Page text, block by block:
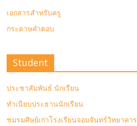
เอกสารสำหรับครู
กระดาษคำตอบ
Student
ประชาสัมพันธ์ นักเรียน
ทำเนียบประธานนักเรียน
ชมรมศิษย์เก่าโรงเรียนจอมจันทร์วิทยาคาร